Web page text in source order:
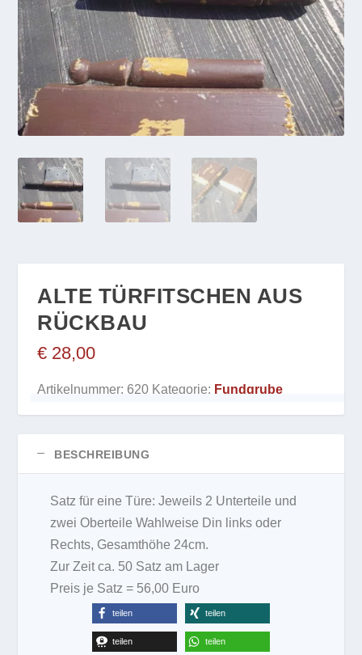
ALTE TÜRFITSCHEN AUS
RÜCKBAU
€ 28,00
Artikelnummer: 620 Kategorie: Fundgrube
BESCHREIBUNG
Satz für eine Türe: Jeweils 2 Unterteile und
zwei Oberteile Wahlweise Din links oder
Rechts, Gesamthöhe 24cm.
Zur Zeit ca. 50 Satz am Lager
Preis je Satz = 56,00 Euro
teilen teilen
teilen teilen